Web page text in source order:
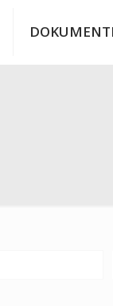
DOKUMENTI